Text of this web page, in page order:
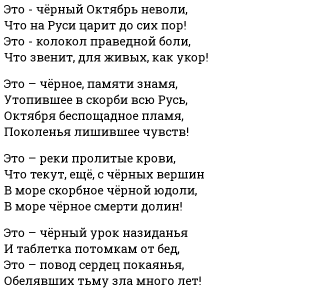
Это - чёрный Октябрь неволи,
Что на Руси царит до сих пор!
Это - колокол праведной боли,
Что звенит, для живых, как укор!
Это – чёрное, памяти знамя,
Утопившее в скорби всю Русь,
Октября беспощадное пламя,
Поколенья лишившее чувств!
Это – реки пролитые крови,
Что текут, ещё, с чёрных вершин
В море скорбное чёрной юдоли,
В море чёрное смерти долин!
Это – чёрный урок назиданья
И таблетка потомкам от бед,
Это – повод сердец покаянья,
Обелявших тьму зла много лет!